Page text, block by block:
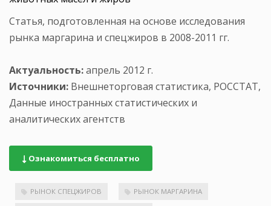
Статья, подготовленная на основе исследования
рынка маргарина и спецжиров в 2008-2011 гг.
Актуальность:апрель 2012 г.
Источники: Внешнеторговая статистика, РОССТАТ,
Данные иностранных статистических и
аналитических агентств
Ознакомиться бесплатно
РЫНОК СПЕЦЖИРОВ РЫНОК МАРГАРИНА